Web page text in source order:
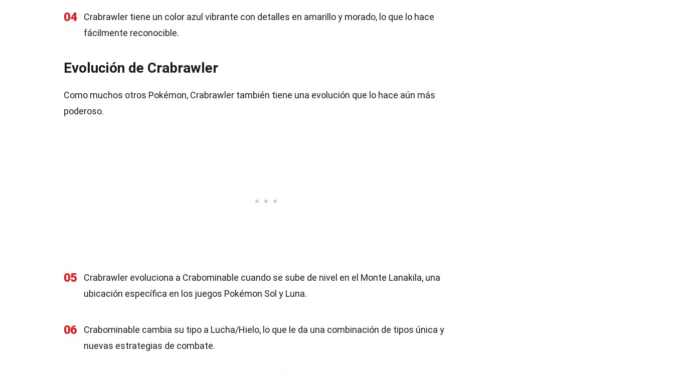
04
Crabrawler tiene un color azul vibrante con detalles en amarillo y morado, lo que lo hace
fácilmente reconocible.
Evolución de Crabrawler
Como muchos otros Pokémon, Crabrawler también tiene una evolución que lo hace aún más
poderoso.
05
Crabrawler evoluciona a Crabominable cuando se sube de nivel en el Monte Lanakila, una
ubicación específica en los juegos Pokémon Sol y Luna.
06
Crabominable cambia su tipo a Lucha/Hielo, lo que le da una combinación de tipos única y
nuevas estrategias de combate.